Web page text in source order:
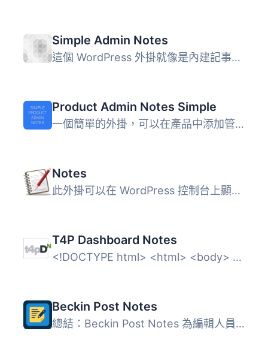
Simple Admin Notes
這個 WordPress 外掛就像是內建記事本，可以在 WordPress 管...
Product Admin Notes Simple
一個簡單的外掛，可以在產品中添加管理員備註欄，沒有複雜的...
Notes
此外掛可以在 WordPress 控制台上顯示記事本，當事件日期過去...
T4P Dashboard Notes
<!DOCTYPE html> <html> <body> <h2&...
Beckin Post Notes
總結：Beckin Post Notes 為編輯人員提供一個快速、私密的方...